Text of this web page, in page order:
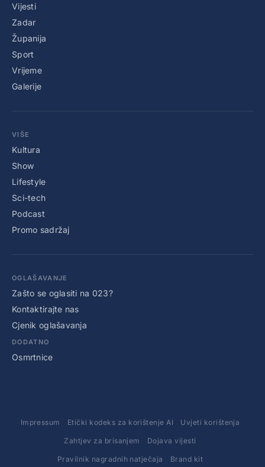
Vijesti
Zadar
Županija
Sport
Vrijeme
Galerije
VIŠE
Kultura
Show
Lifestyle
Sci-tech
Podcast
Promo sadržaj
OGLAŠAVANJE
Zašto se oglasiti na 023?
Kontaktirajte nas
Cjenik oglašavanja
DODATNO
Osmrtnice
Impressum Etički kodeks za korištenje AI Uvjeti korištenja
Zahtjev za brisanjem Dojava vijesti
Pravilnik nagradnih natječaja Brand kit